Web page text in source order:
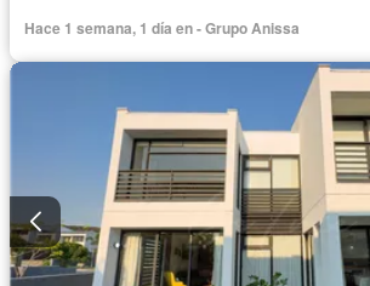
Hace 1 semana, 1 día en - Grupo Anissa